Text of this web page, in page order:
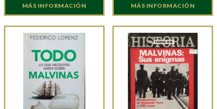
MÁS INFORMACIÓN MÁS INFORMACIÓN